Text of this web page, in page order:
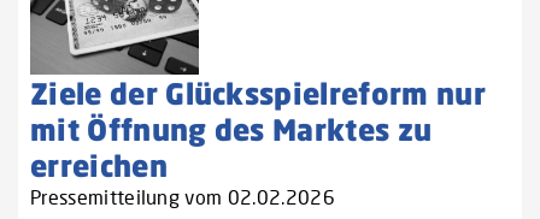
Ziele der Glücksspielreform nur
mit Öffnung des Marktes zu
erreichen
Pressemitteilung vom 02.02.2026